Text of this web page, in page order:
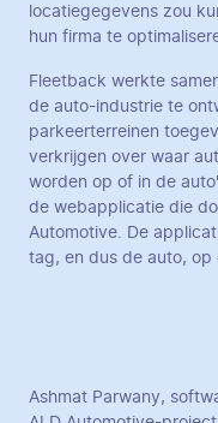
locatiegegevens zou
hun firma te
Fleetback werkte
de auto-industrie te
parkeerterreinen
verkrijgen over waar
worden op of in de
de webapplicatie die
Automotive. De
tag, en dus de auto, op
Ashmat Parwany,